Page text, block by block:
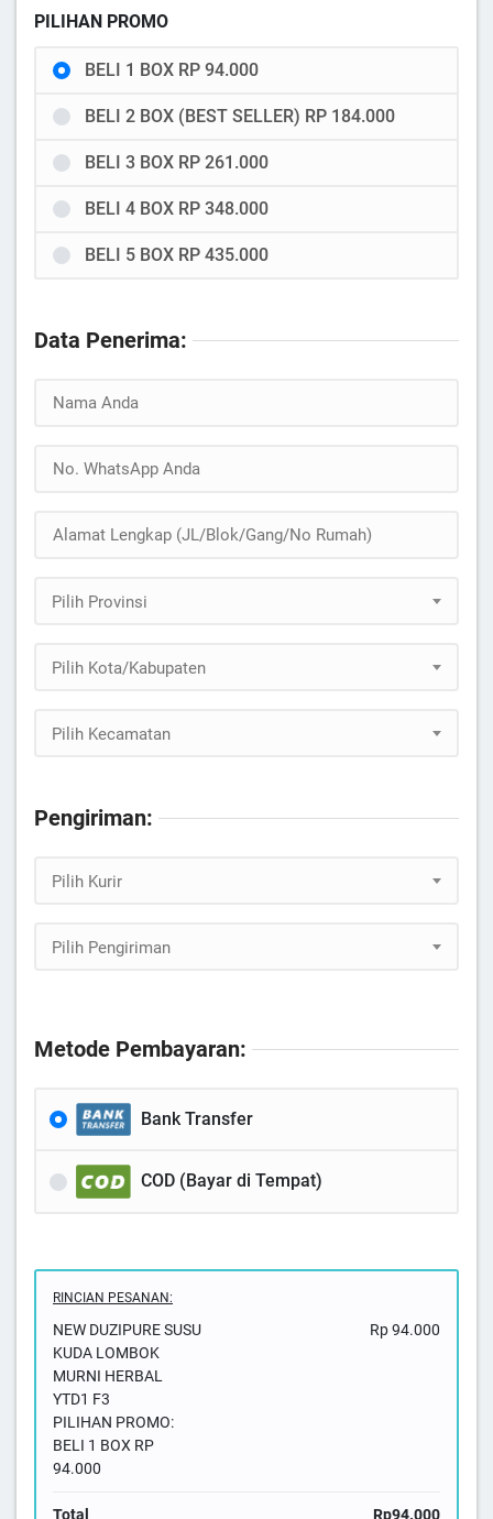
PILIHAN PROMO
BELI 1 BOX RP 94.000
BELI 2 BOX (BEST SELLER) RP 184.000
BELI 3 BOX RP 261.000
BELI 4 BOX RP 348.000
BELI 5 BOX RP 435.000
Data Penerima:
Pilih Provinsi
Pilih Kota/Kabupaten
Pilih Kecamatan
Pengiriman:
Pilih Kurir
Pilih Pengiriman
Metode Pembayaran:
Bank Transfer
COD (Bayar di Tempat)
RINCIAN PESANAN:
NEW DUZIPURE SUSU
KUDA LOMBOK
MURNI HERBAL
YTD1 F3
PILIHAN PROMO:
BELI 1 BOX RP
94.000
Rp 94.000
Total Rp94.000